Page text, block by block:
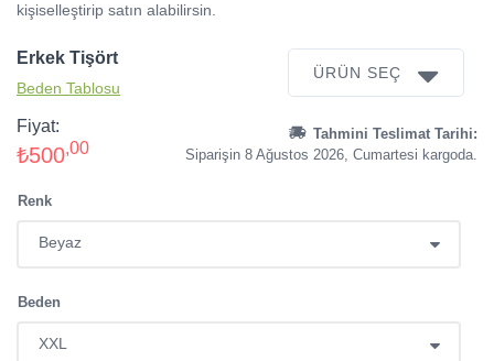
kişiselleştirip satın alabilirsin.
Erkek Tişört
Beden Tablosu
ÜRÜN SEÇ
Fiyat:
₺500,00
Tahmini Teslimat Tarihi:
Siparişin 8 Ağustos 2026, Cumartesi kargoda.
Renk
Beden